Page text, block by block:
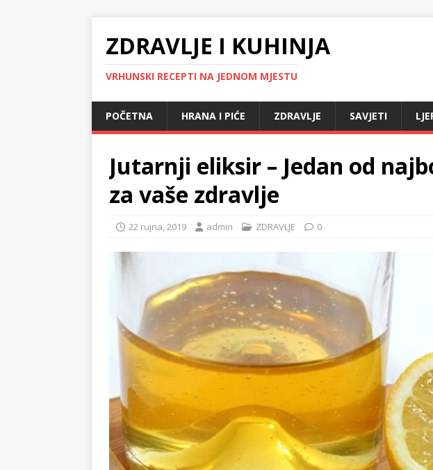
ZDRAVLJE I KUHINJA
VRHUNSKI RECEPTI NA JEDNOM MJESTU
POČETNA HRANA I PIĆE ZDRAVLJE SAVJETI
Jutarnji eliksir – Jedan od
za vaše zdravlje
22 rujna, 2019 admin ZDRAVLJE 0